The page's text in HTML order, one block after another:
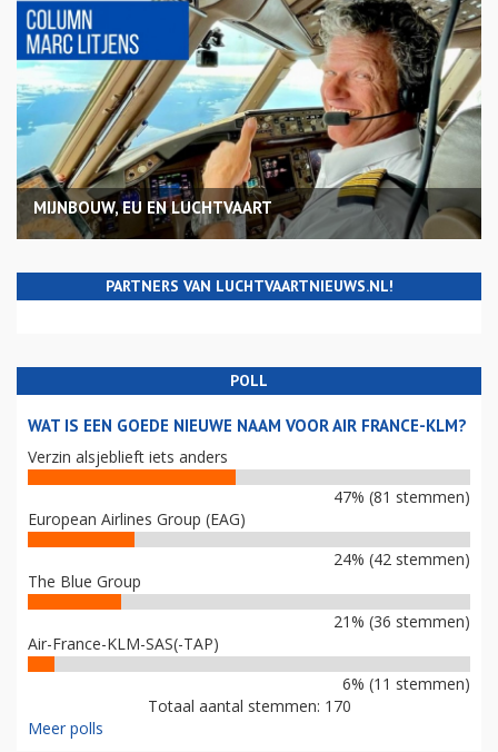
MIJNBOUW, EU EN LUCHTVAART
PARTNERS VAN LUCHTVAARTNIEUWS.NL!
POLL
WAT IS EEN GOEDE NIEUWE NAAM VOOR AIR FRANCE-KLM?
Verzin alsjeblieft iets anders
47% (81 stemmen)
European Airlines Group (EAG)
24% (42 stemmen)
The Blue Group
21% (36 stemmen)
Air-France-KLM-SAS(-TAP)
6% (11 stemmen)
Totaal aantal stemmen: 170
Meer polls